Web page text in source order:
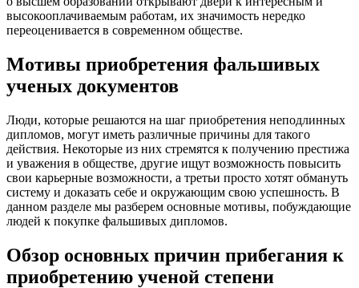
высокооплачиваемым работам, их значимость нередко
переоценивается в современном обществе.
Мотивы приобретения фальшивых
ученых документов
Люди, которые решаются на шаг приобретения неподлинных
дипломов, могут иметь различные причины для такого
действия. Некоторые из них стремятся к получению престижа
и уважения в обществе, другие ищут возможность повысить
свои карьерные возможности, а третьи просто хотят обмануть
систему и доказать себе и окружающим свою успешность. В
данном разделе мы разберем основные мотивы, побуждающие
людей к покупке фальшивых дипломов.
Обзор основных причин прибегания к
приобретению ученой степени